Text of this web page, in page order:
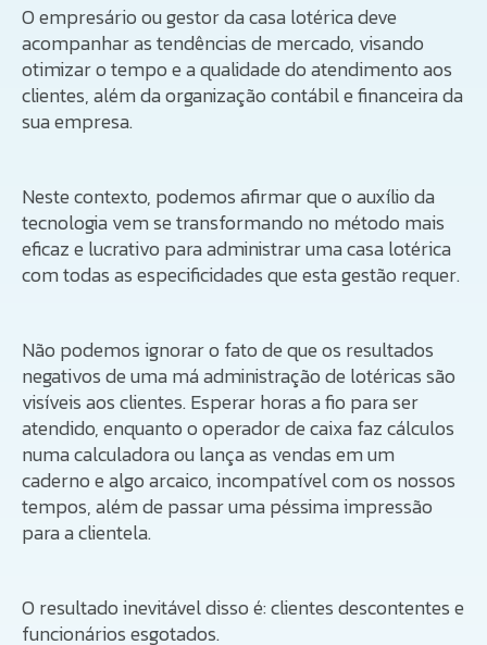
O empresário ou gestor da casa lotérica deve
acompanhar as tendências de mercado, visando
otimizar o tempo e a qualidade do atendimento aos
clientes, além da organização contábil e financeira da
sua empresa.
Neste contexto, podemos afirmar que o auxílio da
tecnologia vem se transformando no método mais
eficaz e lucrativo para administrar uma casa lotérica
com todas as especificidades que esta gestão requer.
Não podemos ignorar o fato de que os resultados
negativos de uma má administração de lotéricas são
visíveis aos clientes. Esperar horas a fio para ser
atendido, enquanto o operador de caixa faz cálculos
numa calculadora ou lança as vendas em um
caderno e algo arcaico, incompatível com os nossos
tempos, além de passar uma péssima impressão
para a clientela.
O resultado inevitável disso é: clientes descontentes e
funcionários esgotados.